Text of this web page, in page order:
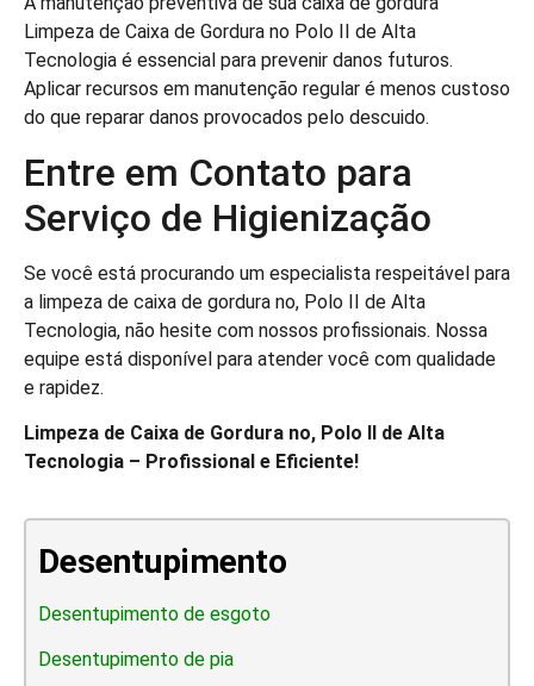
Limpeza de Caixa de Gordura no Polo II de Alta
Tecnologia é essencial para prevenir danos futuros.
Aplicar recursos em manutenção regular é menos custoso
do que reparar danos provocados pelo descuido.
Entre em Contato para
Serviço de Higienização
Se você está procurando um especialista respeitável para
a limpeza de caixa de gordura no, Polo II de Alta
Tecnologia, não hesite com nossos profissionais. Nossa
equipe está disponível para atender você com qualidade
e rapidez.
Limpeza de Caixa de Gordura no, Polo II de Alta
Tecnologia – Profissional e Eficiente!
Desentupimento
Desentupimento de esgoto
Desentupimento de pia